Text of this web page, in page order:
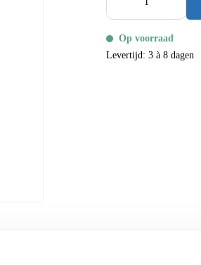
Op voorraad
Levertijd: 3 à 8 dagen